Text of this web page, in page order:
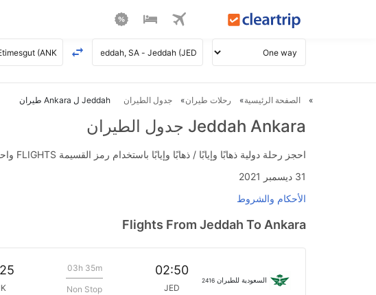
الصفحة الرئيسية رحلات طيران جدول الطيران Jeddah ل Ankara طيران
Jeddah Ankara جدول الطيران
احجز رحلة دولية ذهابًا وإيابًا / ذهابًا وإيابًا باستخدام رمز القسيمة FLIGHTS واحصل على استرداد نقدي فوري يصل إلى AED 700.
31 ديسمبر 2021
الأحكام والشروط
Flights From Jeddah To Ankara
السعودية للطيران 2416
02:50
JED
03h 35m
Non Stop